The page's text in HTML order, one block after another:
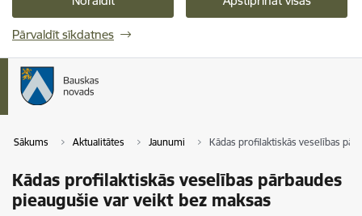
Pārvaldīt sīkdatnes
Sākums Aktualitātes Jaunumi Kādas profilaktiskās veselības
Kādas profilaktiskās veselības pārbaudes
pieaugušie var veikt bez maksas